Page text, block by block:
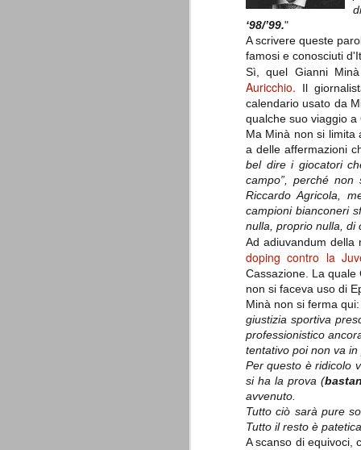
‘98/’99."
A scrivere queste
famosi e conosciuti
Sì, quel Gianni
Auricchio. Il
calendario usato da
qualche suo viaggio a
Ma Minà non si limita
a delle affermazioni
bel dire i giocatori
campo”, perché
Riccardo Agricola,
campioni bianconeri
nulla, proprio nulla, di
Ad adiuvandum della
doping contro la
Cassazione. La quale
non si faceva uso di
Minà non si ferma qui:
giustizia sportiva
professionistico
tentativo poi non va in
Per questo è ridicolo
si ha la prova (
avvenuto.
Tutto ciò sarà pure
Tutto il resto è
A scanso di equivoci,
Quando abbiamo messo on line
questo sito la nostra squadra del
cuore stava vivendo il suo periodo
più buio, annichilita nel suo
prestigio e guidata in modo da non
dare molte speranze di un futuro
La Juve meno italiana
Sulle implicazioni anche
relativi criteri di compilazione),
7 (alcuni dei quali utilizzati poco o
che sono italiani invece solo 2 dei 10
Roma - Juventus 2-1
La Juventus rimedia una sonora
combinato un granché, ritrova la
Champions League 2015/16
I sorteggi di giovedì 27 Agosto
che, a detta di tutti, è capitata